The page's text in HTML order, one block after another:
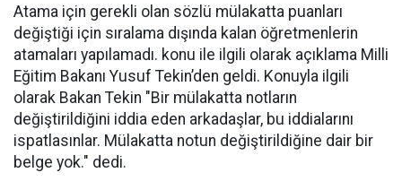
Atama için gerekli olan sözlü mülakatta puanları
değiştiği için sıralama dışında kalan öğretmenlerin
atamaları yapılamadı. konu ile ilgili olarak açıklama Milli
Eğitim Bakanı Yusuf Tekin’den geldi. Konuyla ilgili
olarak Bakan Tekin "Bir mülakatta notların
değiştirildiğini iddia eden arkadaşlar, bu iddialarını
ispatlasınlar. Mülakatta notun değiştirildiğine dair bir
belge yok." dedi.